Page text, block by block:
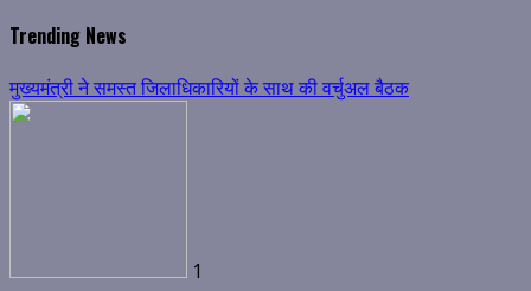
Trending News
मुख्यमंत्री ने समस्त जिलाधिकारियों के साथ की वर्चुअल बैठक
1